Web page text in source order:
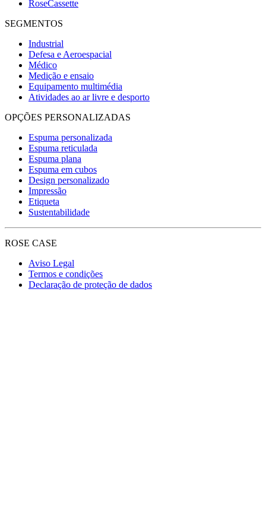
RoseCassette
SEGMENTOS
Industrial
Defesa e Aeroespacial
Médico
Medição e ensaio
Equipamento multimédia
Atividades ao ar livre e desporto
OPÇÕES PERSONALIZADAS
Espuma personalizada
Espuma reticulada
Espuma plana
Espuma em cubos
Design personalizado
Impressão
Etiqueta
Sustentabilidade
ROSE CASE
Aviso Legal
Termos e condições
Declaração de proteção de dados